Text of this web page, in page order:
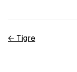
← Tigre